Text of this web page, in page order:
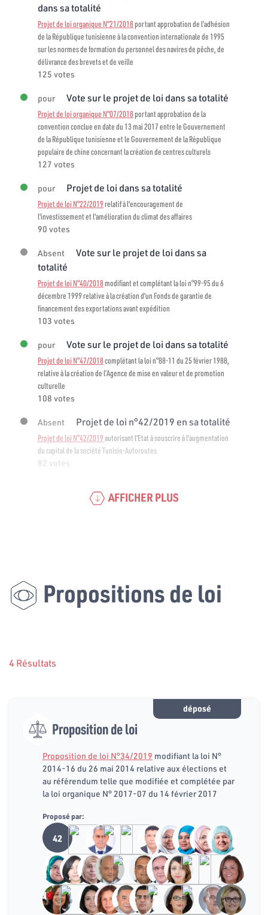
dans sa totalité
Projet de loi organique N°21/2018portant approbation de l’adhésion
de la République tunisienne à la convention internationale de 1995
sur les normes de formation du personnel des navires de pêche, de
délivrance des brevets et de veille
125 votes
pour Vote sur le projet de loi dans sa totalité
Projet de loi organique N°07/2018portant approbation de la
convention conclue en date du 13 mai 2017 entre le Gouvernement
de la République tunisienne et le Gouvernement de la République
populaire de chine concernant la création de centres culturels
127 votes
pour Projet de loi dans sa totalité
Projet de loi N°22/2019relatif à l'encouragement de
l'investissement et l'amélioration du climat des affaires
90 votes
Absent
Vote sur le projet de loi dans sa
totalité
Projet de loi N°40/2018modifiant et complétant la loi n°99-95 du 6
décembre 1999 relative à la création d'un Fonds de garantie de
financement des exportations avant expédition
103 votes
pour Vote sur le projet de loi dans sa totalité
Projet de loi N°47/2018complétant la loi n°88-11 du 25 février 1988,
relative à la création de l’Agence de mise en valeur et de promotion
culturelle
108 votes
Absent Projet de loi n°42/2019 en sa totalité
Projet de loi N°42/2019autorisant l'Etat à souscrire à l'augmentation
du capital de la société Tunisie-Autoroutes
82 votes
AFFICHER PLUS
Propositions de loi
4 Résultats
déposé
Proposition de loi
Proposition de loi N°34/2019 modifiant la loi N°
2014-16 du 26 mai 2014 relative aux élections et
au référendum telle que modifiée et complétée par
la loi organique N° 2017-07 du 14 février 2017
Proposé par:
42